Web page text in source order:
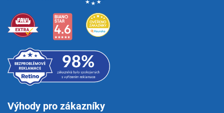
Výhody pro zákazníky